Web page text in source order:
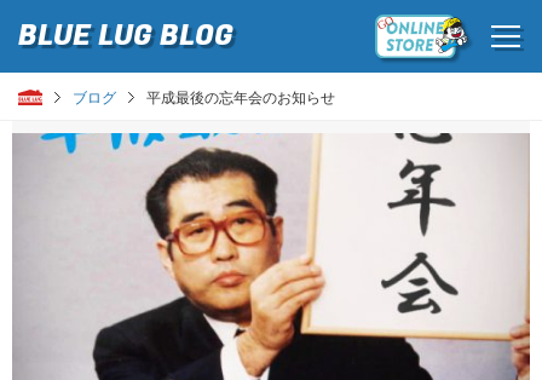
BLUE LUGBLOG
ブログ 平成最後の忘年会のお知らせ